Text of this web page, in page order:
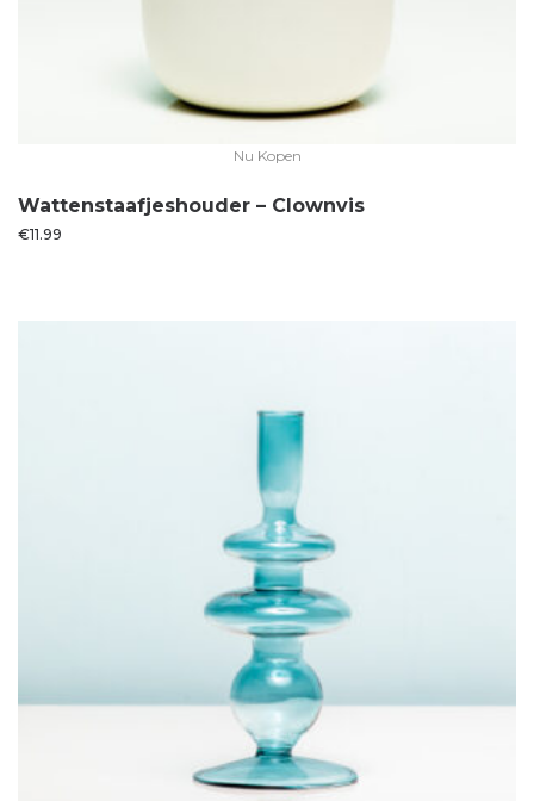
Nu Kopen
Wattenstaafjeshouder – Clownvis
€11.99